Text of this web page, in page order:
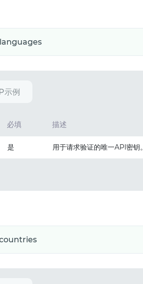
示例
必填 描述
是 用于请求验证的唯一API密钥。